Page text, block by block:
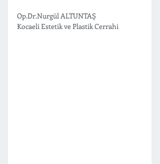
Op.Dr.Nurgül ALTUNTAŞ
Kocaeli Estetik ve Plastik Cerrahi